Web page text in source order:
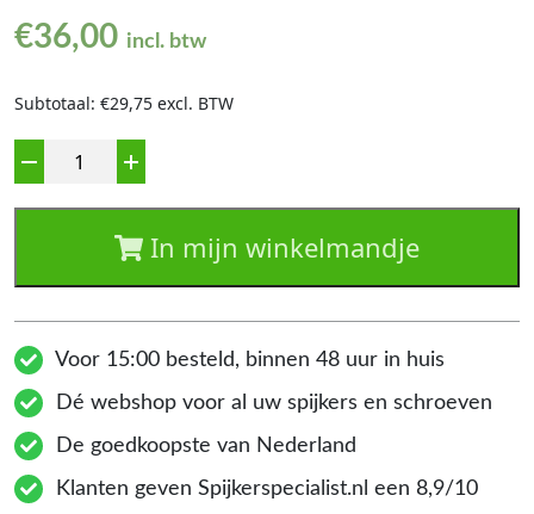
€36,00 incl. btw
Subtotaal: €29,75 excl. BTW
In mijn winkelmandje
Voor 15:00 besteld, binnen 48 uur in huis
Dé webshop voor al uw spijkers en schroeven
De goedkoopste van Nederland
Klanten geven Spijkerspecialist.nl een 8,9/10